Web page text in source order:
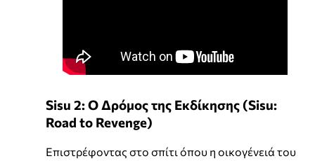
Sisu 2: Ο Δρόμος της Εκδίκησης (Sisu:
Road to Revenge)
Επιστρέφοντας στο σπίτι όπου η οικογένειά του